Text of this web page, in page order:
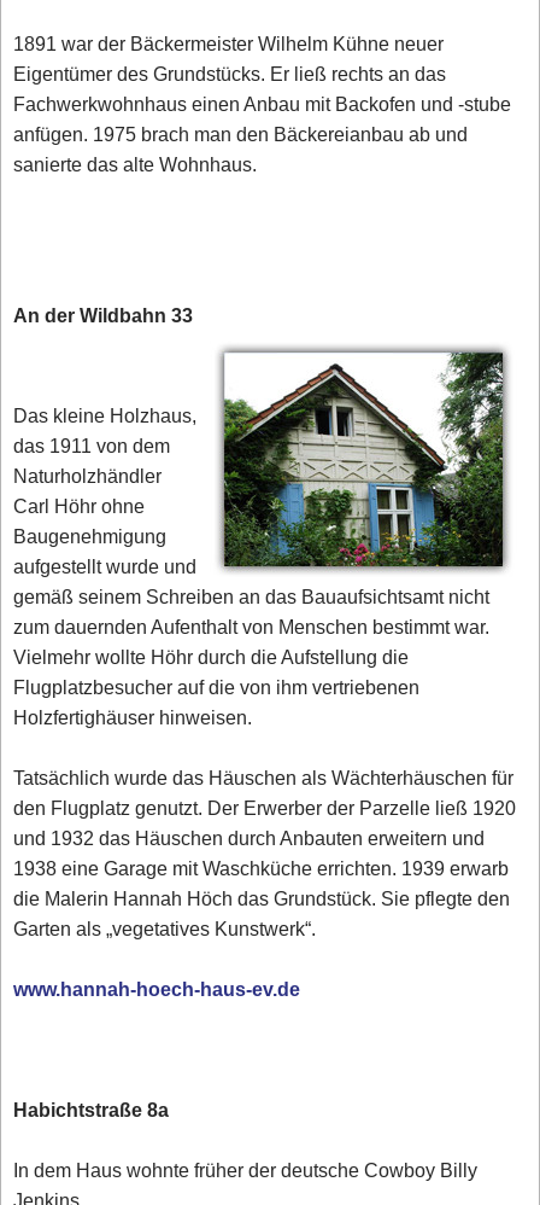
1891 war der Bäckermeister Wilhelm Kühne neuer
Eigentümer des Grundstücks. Er ließ rechts an das
Fachwerkwohnhaus einen Anbau mit Backofen und -stube
anfügen. 1975 brach man den Bäckereianbau ab und
sanierte das alte Wohnhaus.
An der Wildbahn 33
Das kleine Holzhaus,
das 1911 von dem
Naturholzhändler
Carl Höhr ohne
Baugenehmigung
aufgestellt wurde und
gemäß seinem Schreiben an das Bauaufsichtsamt nicht
zum dauernden Aufenthalt von Menschen bestimmt war.
Vielmehr wollte Höhr durch die Aufstellung die
Flugplatzbesucher auf die von ihm vertriebenen
Holzfertighäuser hinweisen.
Tatsächlich wurde das Häuschen als Wächterhäuschen für
den Flugplatz genutzt. Der Erwerber der Parzelle ließ 1920
und 1932 das Häuschen durch Anbauten erweitern und
1938 eine Garage mit Waschküche errichten. 1939 erwarb
die Malerin Hannah Höch das Grundstück. Sie pflegte den
Garten als „vegetatives Kunstwerk“.
www.hannah-hoech-haus-ev.de
Habichtstraße 8a
In dem Haus wohnte früher der deutsche Cowboy Billy